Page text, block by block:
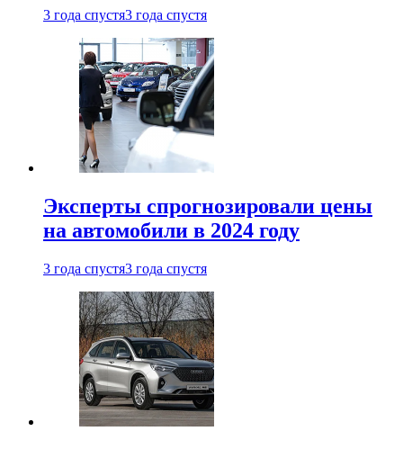
3 года спустя3 года спустя
Эксперты спрогнозировали цены
на автомобили в 2024 году
3 года спустя3 года спустя